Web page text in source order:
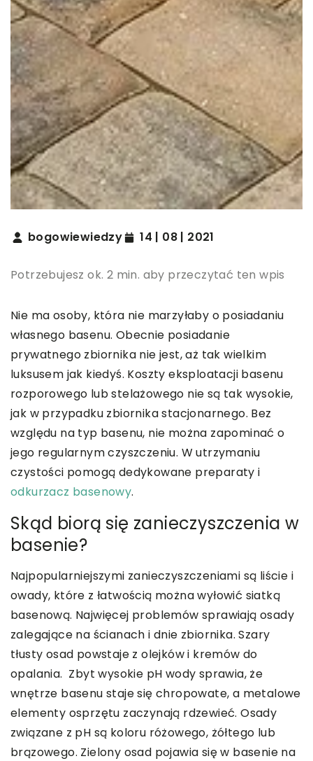
bogowiewiedzy 14 | 08 | 2021
Potrzebujesz ok. 2 min. aby przeczytać ten wpis
Nie ma osoby, która nie marzyłaby o posiadaniu
własnego basenu. Obecnie posiadanie
prywatnego zbiornika nie jest, aż tak wielkim
luksusem jak kiedyś. Koszty eksploatacji basenu
rozporowego lub stelażowego nie są tak wysokie,
jak w przypadku zbiornika stacjonarnego. Bez
względu na typ basenu, nie można zapominać o
jego regularnym czyszczeniu. W utrzymaniu
czystości pomogą dedykowane preparaty i
odkurzacz basenowy.
Skąd biorą się zanieczyszczenia w
basenie?
Najpopularniejszymi zanieczyszczeniami są liście i
owady, które z łatwością można wyłowić siatką
basenową. Najwięcej problemów sprawiają osady
zalegające na ścianach i dnie zbiornika. Szary
tłusty osad powstaje z olejków i kremów do
opalania. Zbyt wysokie pH wody sprawia, że
wnętrze basenu staje się chropowate, a metalowe
elementy osprzętu zaczynają rdzewieć. Osady
związane z pH są koloru różowego, żółtego lub
brązowego. Zielony osad pojawia się w basenie na